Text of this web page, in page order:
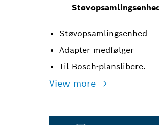
Støvopsamlingsenhed
Adapter medfølger
Til Bosch-planslibere.
View more